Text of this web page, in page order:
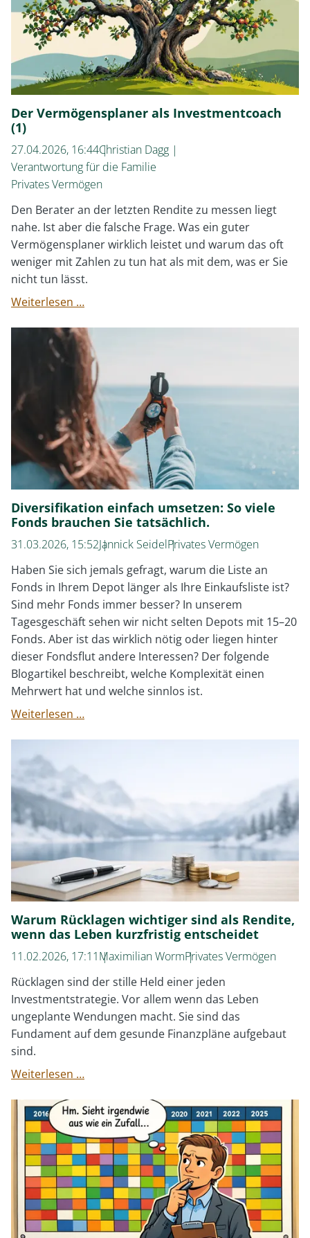
Der Vermögensplaner als Investmentcoach
(1)
27.04.2026, 16:44Christian Dagg
Verantwortung für die Familie
Privates Vermögen
Den Berater an der letzten Rendite zu messen liegt
nahe. Ist aber die falsche Frage. Was ein guter
Vermögensplaner wirklich leistet und warum das oft
weniger mit Zahlen zu tun hat als mit dem, was er Sie
nicht tun lässt.
Weiterlesen …Der
als
Investmentcoach
(1)
Diversifikation einfach umsetzen: So viele
Fonds brauchen Sie tatsächlich.
31.03.2026, 15:52Jannick SeidelPrivates Vermögen
Haben Sie sich jemals gefragt, warum die Liste an
Fonds in Ihrem Depot länger als Ihre Einkaufsliste ist?
Sind mehr Fonds immer besser? In unserem
Tagesgeschäft sehen wir nicht selten Depots mit 15–20
Fonds. Aber ist das wirklich nötig oder liegen hinter
dieser Fondsflut andere Interessen? Der folgende
Blogartikel beschreibt, welche Komplexität einen
Mehrwert hat und welche sinnlos ist.
Weiterlesen …Diversifikation
viele
Fonds
brauchen
Sie
Warum Rücklagen wichtiger sind als Rendite,
wenn das Leben kurzfristig entscheidet
11.02.2026, 17:11Maximilian WormPrivates Vermögen
Rücklagen sind der stille Held einer jeden
Investmentstrategie. Vor allem wenn das Leben
ungeplante Wendungen macht. Sie sind das
Fundament auf dem gesunde Finanzpläne aufgebaut
sind.
Weiterlesen …Warum
wichtiger
sind
als
Rendite,
wenn
das
Leben
kurzfristig